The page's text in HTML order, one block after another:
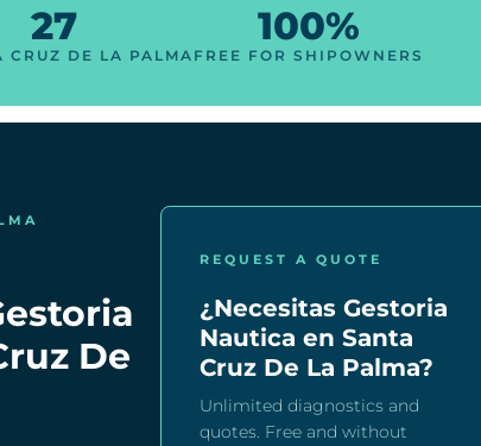
27
CRUZ DE LA PALMA
100%
FREE FOR SHIPOWNERS
De
REQUEST A QUOTE
¿Necesitas Gestoria
Nautica en Santa
Cruz De La Palma?
Unlimited diagnostics and
quotes. Free and without